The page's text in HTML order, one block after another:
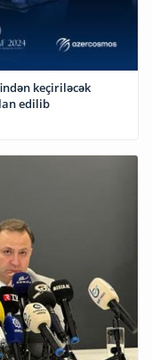
keçiriləcək
edilib